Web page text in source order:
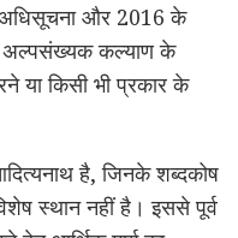
अधिसूचना और 2016 के
अल्पसंख्यक कल्याण के
या किसी भी प्रकार के
है, जिनके शब्दकोष
स्थान नहीं है। इससे पूर्व